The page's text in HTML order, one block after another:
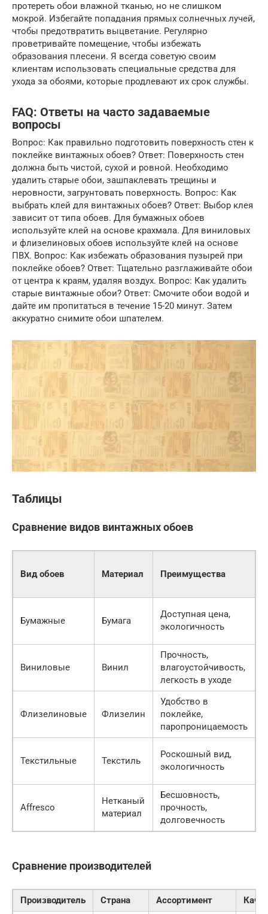
протереть обои влажной тканью, но не слишком
мокрой. Избегайте попадания прямых солнечных лучей,
чтобы предотвратить выцветание. Регулярно
проветривайте помещение, чтобы избежать
образования плесени. Я всегда советую своим
клиентам использовать специальные средства для
ухода за обоями, которые продлевают их срок службы.
FAQ: Ответы на часто задаваемые
вопросы
Вопрос: Как правильно подготовить поверхность стен к
поклейке винтажных обоев? Ответ: Поверхность стен
должна быть чистой, сухой и ровной. Необходимо
удалить старые обои, зашпаклевать трещины и
неровности, загрунтовать поверхность. Вопрос: Как
выбрать клей для винтажных обоев? Ответ: Выбор клея
зависит от типа обоев. Для бумажных обоев
используйте клей на основе крахмала. Для виниловых
и флизелиновых обоев используйте клей на основе
ПВХ. Вопрос: Как избежать образования пузырей при
поклейке обоев? Ответ: Тщательно разглаживайте обои
от центра к краям, удаляя воздух. Вопрос: Как удалить
старые винтажные обои? Ответ: Смочите обои водой и
дайте им пропитаться в течение 15-20 минут. Затем
аккуратно снимите обои шпателем.
Таблицы
Сравнение видов винтажных обоев
Вид обоев Материал Преимущества
Бумажные Бумага
Доступная цена,
экологичность
Виниловые Винил
Прочность,
влагоустойчивость,
легкость в уходе
Флизелиновые Флизелин
Удобство в
поклейке,
паропроницаемость
Текстильные Текстиль
Роскошный вид,
экологичность
Affresco
Нетканый
материал
Бесшовность,
прочность,
долговечность
Сравнение производителей
Производитель Страна Ассортимент